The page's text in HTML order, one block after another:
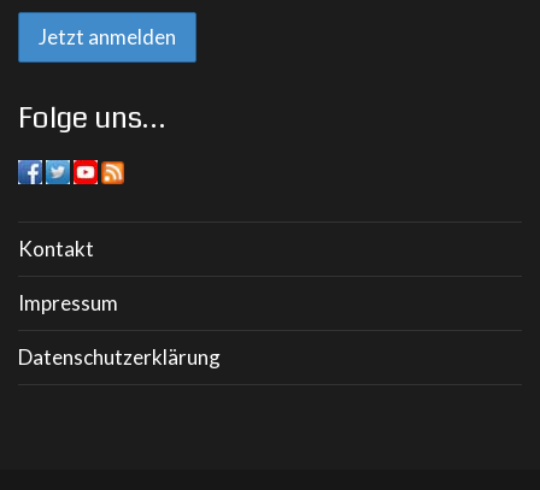
Folge uns…
Kontakt
Impressum
Datenschutzerklärung